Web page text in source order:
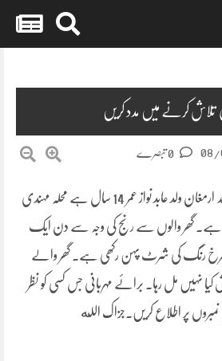
کرنے میں مدد کریں
08/
تلاش گمشدہ یہ لڑکا جسکا نام محمد ارمغان ولد عابد نواز عمر 14 سال ہے محلہ مہندی
ہے۔ گھر والوں سے رنج کی وجہ سے دن ایک
سرخ رنگ کی شرٹ پہن رکھی ہے۔ گھر والے
کیا نہیں مل رہا۔ برائے مہربانی جس کسی کو نظر
پر اطلاع کریں۔جزاک الله